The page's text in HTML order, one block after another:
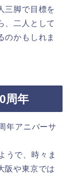
三脚で目標を
、二人として
のかもしれま
周年
年アニバーサ
うで、時々ま
阪や東京では